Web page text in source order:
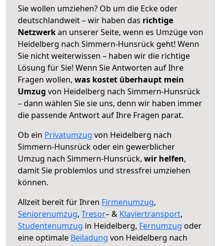
Sie wollen umziehen? Ob um die Ecke oder
deutschlandweit – wir haben das richtige
Netzwerkan unserer Seite, wenn es Umzüge von
Heidelberg nach Simmern-Hunsrück geht! Wenn
Sie nicht weiterwissen – haben wir die richtige
Lösung für Sie! Wenn Sie Antworten auf Ihre
Fragen wollen, was kostet überhaupt mein
Umzug von Heidelberg nach Simmern-Hunsrück
– dann wählen Sie sie uns, denn wir haben immer
die passende Antwort auf Ihre Fragen parat.
Ob ein Privatumzug von Heidelberg nach
Simmern-Hunsrück oder ein gewerblicher
Umzug nach Simmern-Hunsrück, wir helfen,
damit Sie problemlos und stressfrei umziehen
können.
Allzeit bereit für Ihren Firmenumzug,
Seniorenumzug, Tresor– & Klaviertransport,
Studentenumzug in Heidelberg, Fernumzug oder
eine optimale Beiladung von Heidelberg nach